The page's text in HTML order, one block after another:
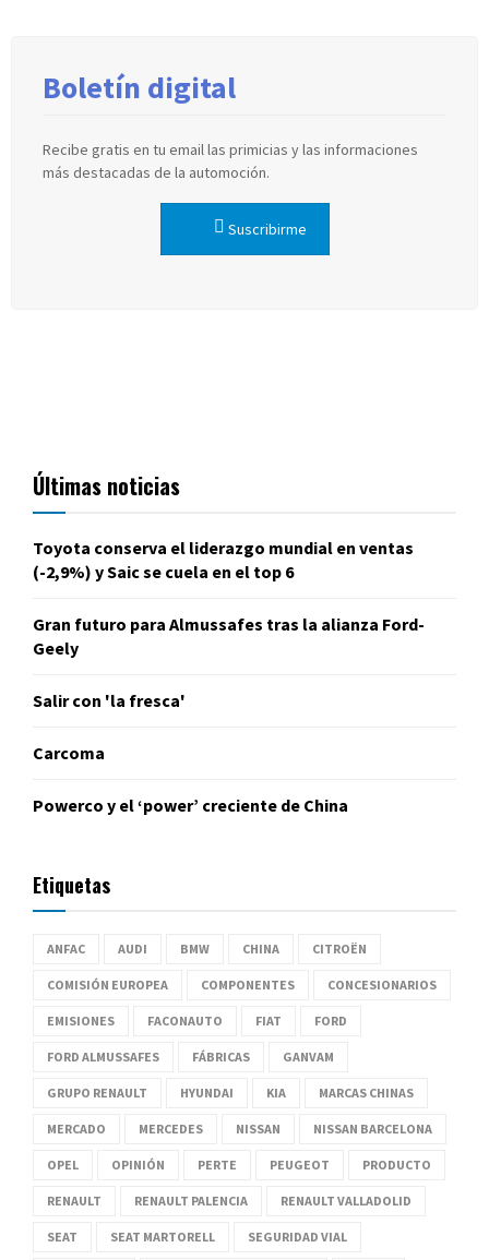
Boletín digital
Recibe gratis en tu email las primicias y las informaciones
más destacadas de la automoción.
Suscribirme
Últimas noticias
Toyota conserva el liderazgo mundial en ventas
(-2,9%) y Saic se cuela en el top 6
Gran futuro para Almussafes tras la alianza Ford-
Geely
Salir con 'la fresca'
Carcoma
Powerco y el ‘power’ creciente de China
Etiquetas
ANFAC AUDI BMW CHINA CITROËN
COMISIÓN EUROPEA COMPONENTES CONCESIONARIOS
EMISIONES FACONAUTO FIAT FORD
FORD ALMUSSAFES FÁBRICAS GANVAM
GRUPO RENAULT HYUNDAI KIA MARCAS CHINAS
MERCADO MERCEDES NISSAN NISSAN BARCELONA
OPEL OPINIÓN PERTE PEUGEOT PRODUCTO
RENAULT RENAULT PALENCIA RENAULT VALLADOLID
SEAT SEAT MARTORELL SEGURIDAD VIAL